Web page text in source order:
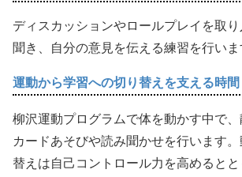
ディスカッションやロールプレイを取
聞き、自分の意見を伝える練習を行いま
運動から学習への切り替えを支える時間
柳沢運動プログラムで体を動かす中で
カードあそびや読み聞かせを行います
替えは自己コントロール力を高めると